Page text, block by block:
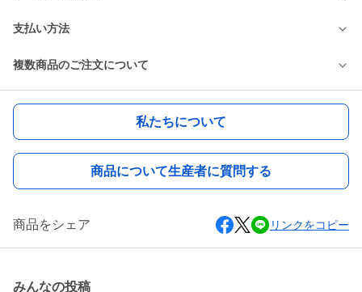
支払い方法
複数商品のご注文について
私たちについて
商品について生産者に質問する
商品をシェア リンクをコピー
みんなの投稿